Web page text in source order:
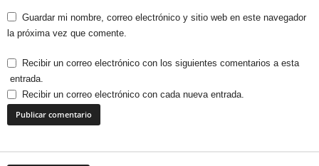
Guardar mi nombre, correo electrónico y sitio web en este navegador
la próxima vez que comente.
Recibir un correo electrónico con los siguientes comentarios a esta
entrada.
Recibir un correo electrónico con cada nueva entrada.